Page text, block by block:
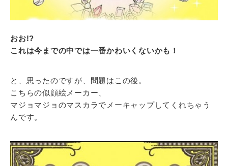
おお!?
これは今までの中では一番かわいくないかも！
と、思ったのですが、問題はこの後。
こちらの似顔絵メーカー、
マジョマジョのマスカラでメーキャップしてくれちゃう
んです。